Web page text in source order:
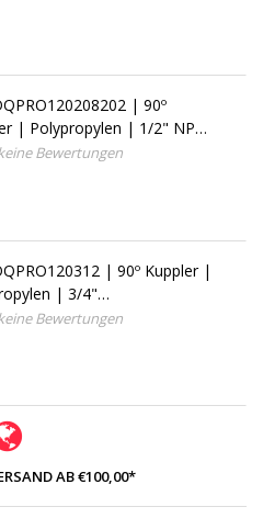
| 90º
| Polypropylen | 1/2" NPT
Bewertungen
| 90º Kuppler |
| 3/4"
Bewertungen
AB €100,00*